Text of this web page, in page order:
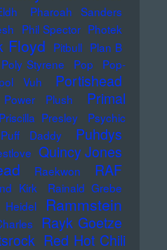
Pharoah Sanders
Phil Spector Photek
Floyd Pitbull Plan B
Poly Styrene Pop
Pop-
Vuh Portishead
Power Plush
Primal
Priscilla Presley
Psychic
Puff Daddy
Puhdys
Quincy Jones
Raekwon RAF
Kirk Rainald Grebe
Heidel Rammstein
Rayk Goetze
Red Hot Chili